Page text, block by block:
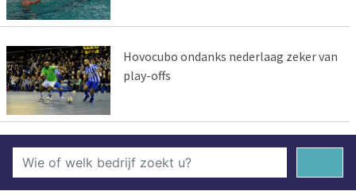
Hovocubo ondanks nederlaag zeker van
play-offs